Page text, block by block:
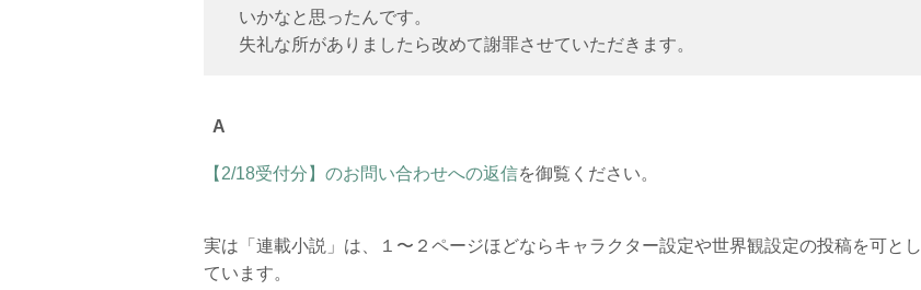
いかなと思ったんです。
失礼な所がありましたら改めて謝罪させていただきます。
【2/18受付分】のお問い合わせへの返信を御覧ください。
実は「連載小説」は、１〜２ページほどならキャラクター設定や世界観設定の投稿を可とし
ています。